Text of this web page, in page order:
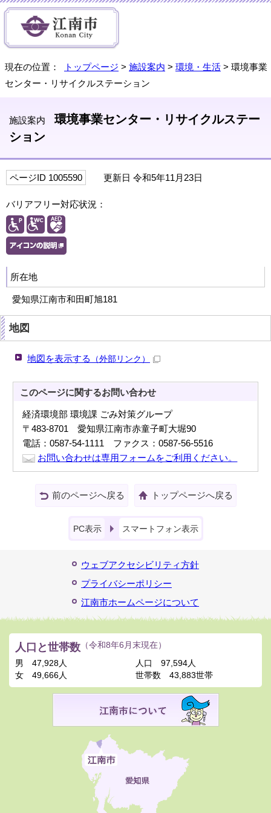
現在の位置： トップページ > 施設案内 > 環境・生活 > 環境事業
センター・リサイクルステーション
施設案内 環境事業センター・リサイクルステー
ション
ページID 1005590 更新日 令和5年11月23日
バリアフリー対応状況：
所在地
愛知県江南市和田町旭181
地図
地図を表示する （外部リンク）
このページに関するお問い合わせ
経済環境部 環境課 ごみ対策グループ
〒483-8701 愛知県江南市赤童子町大堀90
電話：0587-54-1111 ファクス：0587-56-5516
お問い合わせは専用フォームをご利用ください。
前のページへ戻る トップページへ戻る
PC表示 スマートフォン表示
ウェブアクセシビリティ方針
プライバシーポリシー
江南市ホームページについて
人口と世帯数 （令和8年6月末現在）
男
47,928人
女
49,666人
人口
97,594人
世帯数
43,883世帯